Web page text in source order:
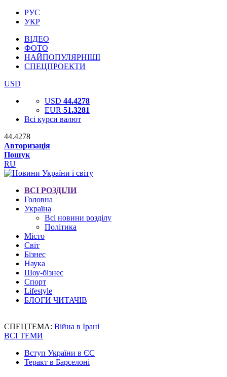
РУС
УКР
ВІДЕО
ФОТО
НАЙПОПУЛЯРНІШІ
СПЕЦПРОЕКТИ
USD
USD 44.4278
EUR 51.3281
Всі курси валют
44.4278
Авторизація
Пошук
RU
ВСІ РОЗДІЛИ
Головна
Україна
Всі новини розділу
Політика
Місто
Світ
Бізнес
Наука
Шоу-бізнес
Спорт
Lifestyle
БЛОГИ ЧИТАЧІВ
СПЕЦТЕМА: Війна в Ірані
ВСІ ТЕМИ
Вступ України в ЄС
Теракт в Барселоні